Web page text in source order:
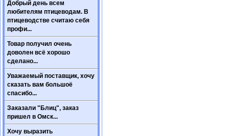
Добрый день всем
любителям птицеводам. В
птицеводстве считаю себя
профи...
Товар получил очень
доволен всё хорошо
сделано...
Уважаемый поставщик, хочу
сказать вам большоё
спасибо...
Заказали "Блиц", заказ
пришел в Омск...
Хочу выразить